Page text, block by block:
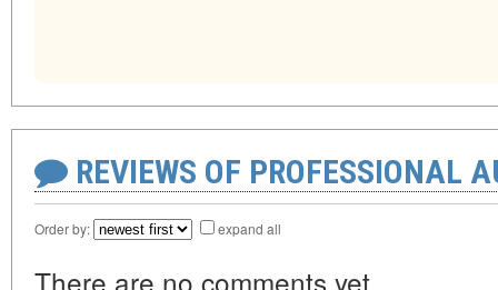
REVIEWS OF PROFESSIONAL
Order by: expand all
There are no comments yet